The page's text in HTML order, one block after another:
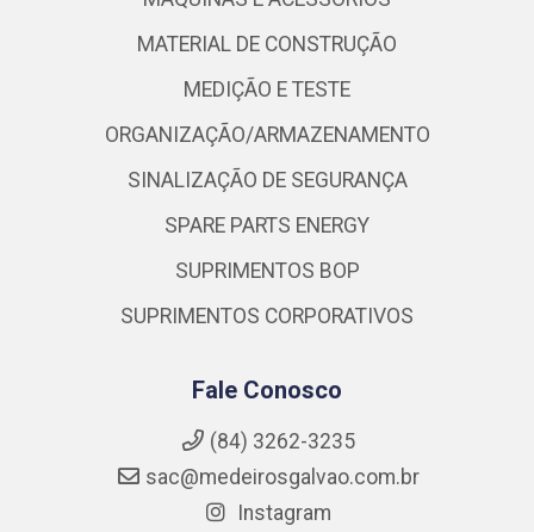
MATERIAL DE CONSTRUÇÃO
MEDIÇÃO E TESTE
ORGANIZAÇÃO/ARMAZENAMENTO
SINALIZAÇÃO DE SEGURANÇA
SPARE PARTS ENERGY
SUPRIMENTOS BOP
SUPRIMENTOS CORPORATIVOS
Fale Conosco
(84) 3262-3235
sac@medeirosgalvao.com.br
Instagram